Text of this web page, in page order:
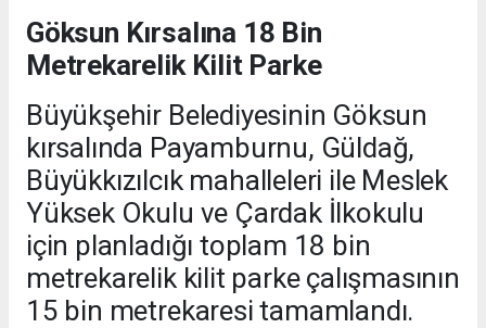
Göksun Kırsalına 18 Bin
Metrekarelik Kilit Parke
Büyükşehir Belediyesinin Göksun
kırsalında Payamburnu, Güldağ,
Büyükkızılcık mahalleleri ile Meslek
Yüksek Okulu ve Çardak İlkokulu
için planladığı toplam 18 bin
metrekarelik kilit parke çalışmasının
15 bin metrekaresi tamamlandı.